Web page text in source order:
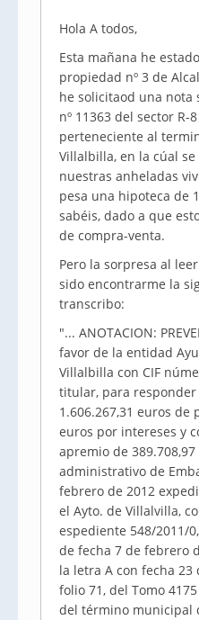
Hola A todos,
Esta mañana he
propiedad nº 3 de
he solicitaod una nota
nº 11363 del sector R-
perteneciente al
Villalbilla, en la cúal
nuestras anheladas
pesa una hipoteca de
sabéis, dado a que
de compra-venta.
Pero la sorpresa al
sido encontrarme la
transcribo:
"... ANOTACION:
favor de la entidad
Villalbilla con CIF
titular, para
1.606.267,31 euros de
euros por intereses y
apremio de
administrativo de
febrero de 2012
el Ayto. de Villalvilla,
espediente 548/2011/
de fecha 7 de febrero
la letra A con fecha
folio 71, del Tomo
del término municipal